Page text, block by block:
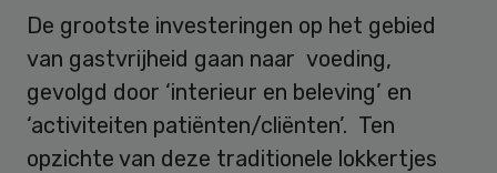
De grootste investeringen op het gebied
van gastvrijheid gaan naar voeding,
gevolgd door ‘interieur en beleving’ en
‘activiteiten patiënten/cliënten’. Ten
opzichte van deze traditionele lokkertjes